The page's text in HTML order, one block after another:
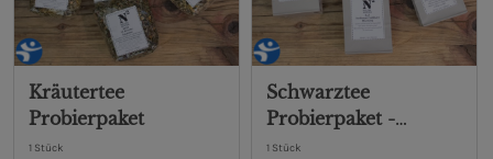
Kräutertee
Probierpaket
1 Stück
Schwarztee
Probierpaket -
Ostfriesische
1 Stück